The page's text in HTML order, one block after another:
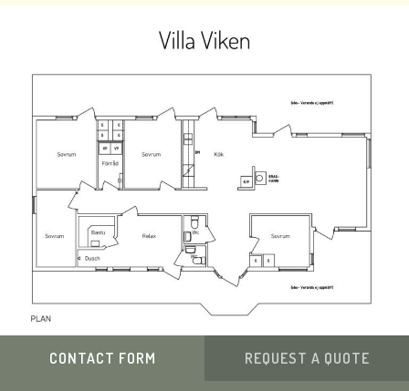
CONTACT FORM REQUEST A QUOTE